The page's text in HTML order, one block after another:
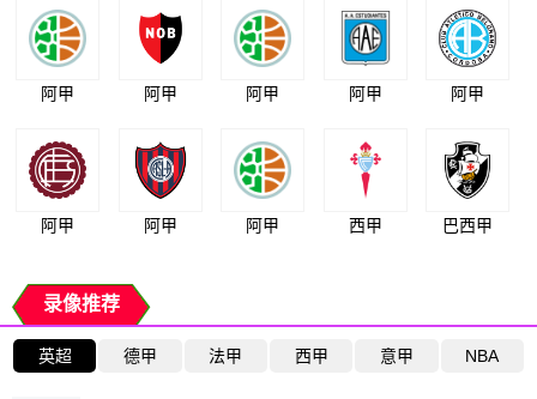
阿甲 阿甲 阿甲 阿甲 阿甲
阿甲 阿甲 阿甲 西甲 巴西甲
录像推荐
英超 德甲 法甲 西甲 意甲 NBA